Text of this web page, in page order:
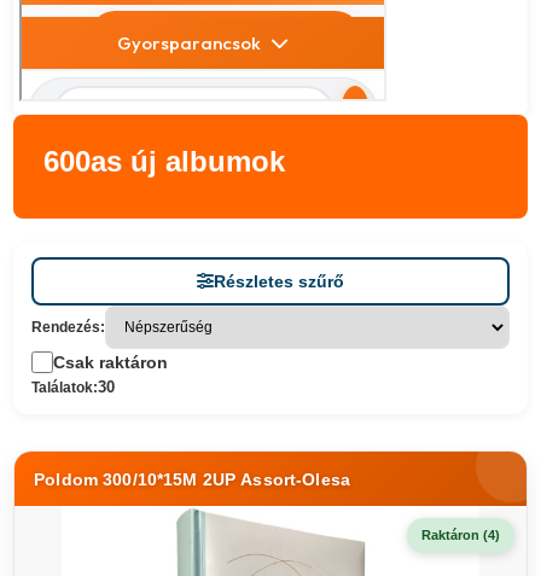
600as új albumok
Részletes szűrő
Rendezés:
Csak raktáron
Találatok:30
Poldom 300/10*15M 2UP Assort-Olesa
Raktáron (4)